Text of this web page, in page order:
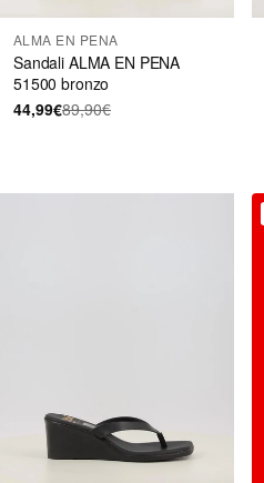
ALMA EN PENA
Sandali ALMA EN PENA
51500 bronzo
44,99€89,90€